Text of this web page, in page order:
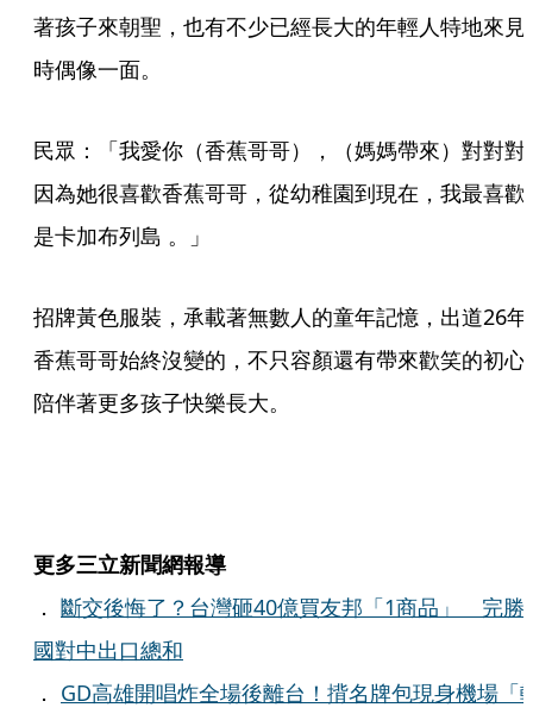
著孩子來朝聖，也有不少已經長大的年輕人特地來見
時偶像一面。
民眾：「我愛你（香蕉哥哥），（媽媽帶來）對對對
因為她很喜歡香蕉哥哥，從幼稚園到現在，我最喜歡
是卡加布列島 。」
招牌黃色服裝，承載著無數人的童年記憶，出道26年
香蕉哥哥始終沒變的，不只容顏還有帶來歡笑的初心
陪伴著更多孩子快樂長大。
更多三立新聞網報導
． 斷交後悔了？台灣砸40億買友邦「1商品」 完勝
國對中出口總和
． GD高雄開唱炸全場後離台！揹名牌包現身機場「